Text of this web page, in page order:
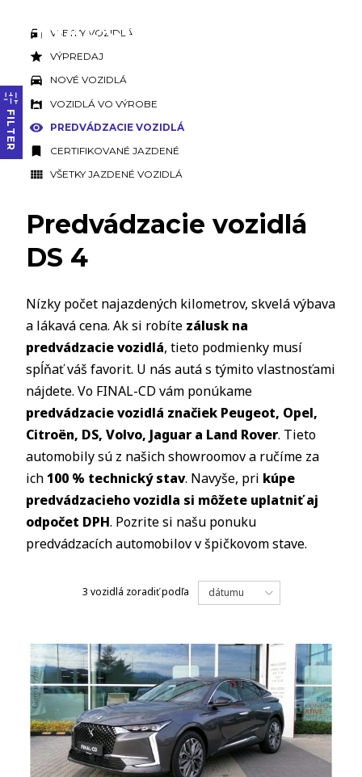
FILTER
VŠETKY VOZIDLÁ
VÝPREDAJ
NOVÉ VOZIDLÁ
VOZIDLÁ VO VÝROBE
PREDVÁDZACIE VOZIDLÁ
CERTIFIKOVANÉ JAZDENÉ
VŠETKY JAZDENÉ VOZIDLÁ
Predvádzacie vozidlá
DS 4
Nízky počet najazdených kilometrov, skvelá výbava
a lákavá cena. Ak si robíte zálusk na
predvádzacie vozidlá, tieto podmienky musí
spĺňať váš favorit. U nás autá s týmito vlastnosťami
nájdete. Vo FINAL-CD vám ponúkame
predvádzacie vozidlá značiek Peugeot, Opel,
Citroën, DS, Volvo, Jaguar a Land Rover. Tieto
automobily sú z našich showroomov a ručíme za
ich100 % technický stav. Navyše, pri kúpe
predvádzacieho vozidla si môžete uplatniť aj
odpočet DPH. Pozrite si našu ponuku
predvádzacích automobilov v špičkovom stave.
3 vozidlá zoradiť podľa dátumu